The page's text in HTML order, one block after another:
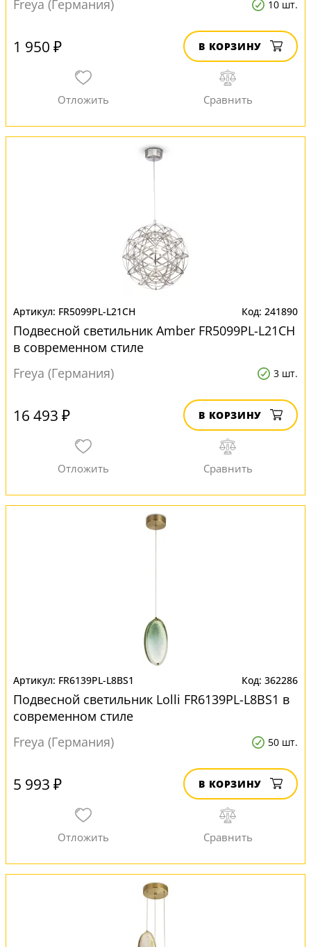
Freya (Германия)
10 шт.
1 950 ₽ В КОРЗИНУ
FR5099PL-L21CH 241890
Подвесной светильник Amber FR5099PL-L21CH
в современном стиле
Freya (Германия)
3 шт.
16 493 ₽ В КОРЗИНУ
FR6139PL-L8BS1 362286
Подвесной светильник Lolli FR6139PL-L8BS1 в
современном стиле
Freya (Германия)
50 шт.
5 993 ₽ В КОРЗИНУ